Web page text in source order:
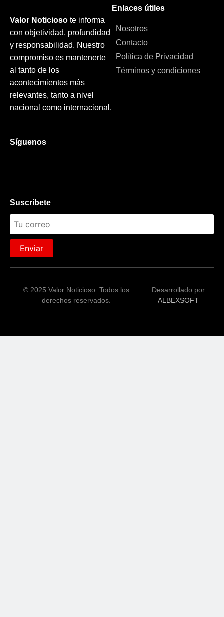
Valor Noticioso te informa
con objetividad, profundidad
y responsabilidad. Nuestro
compromiso es mantenerte
al tanto de los
acontecimientos más
relevantes, tanto a nivel
nacional como internacional.
Enlaces útiles
Nosotros
Contacto
Política de Privacidad
Términos y condiciones
Síguenos
Suscríbete
Enviar
© 2025 Valor Noticioso. Todos los
derechos reservados.
Desarrollado por
ALBEXSOFT